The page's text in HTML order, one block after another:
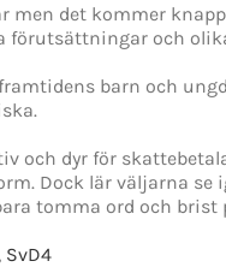
men det kommer
förutsättningar och
barn och
och dyr för
Dock lär väljarna
tomma ord och
, SvD4